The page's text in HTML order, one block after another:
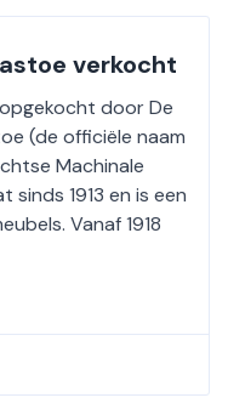
verkocht
door De
(de officiële naam
Machinale
1913 en is een
Vanaf 1918